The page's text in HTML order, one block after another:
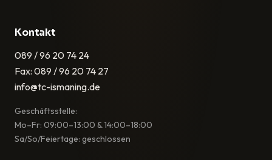
Kontakt
089 / 96 20 74 24
Fax: 089 / 96 20 74 27
info@tc-ismaning.de
Geschäftsstelle:
Mo–Fr: 09:00–13:00 & 14:00–18:00
Sa/So/Feiertage: geschlossen